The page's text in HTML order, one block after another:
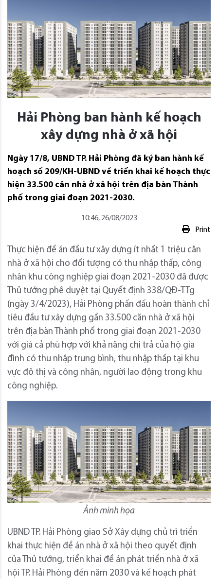
Hải Phòng ban hành kế hoạch
xây dựng nhà ở xã hội
Ngày 17/8, UBND TP. Hải Phòng đã ký ban hành kế
hoạch số 209/KH-UBND về triển khai kế hoạch thực
hiện 33.500 căn nhà ở xã hội trên địa bàn Thành
phố trong giai đoạn 2021-2030.
10:46, 26/08/2023
Print
Thực hiện đề án đầu tư xây dựng ít nhất 1 triệu căn
nhà ở xã hội cho đối tượng có thu nhập thấp, công
nhân khu công nghiệp giai đoạn 2021-2030 đã được
Thủ tướng phê duyệt tại Quyết định 338/QĐ-TTg
(ngày 3/4/2023), Hải Phòng phấn đấu hoàn thành chỉ
tiêu đầu tư xây dựng gần 33.500 căn nhà ở xã hội
trên địa bàn Thành phố trong giai đoạn 2021-2030
với giá cả phù hợp với khả năng chi trả của hộ gia
đình có thu nhập trung bình, thu nhập thấp tại khu
vực đô thị và công nhân, người lao động trong khu
công nghiệp.
Ảnh minh họa
UBND TP. Hải Phòng giao Sở Xây dựng chủ trì triển
khai thực hiện đề án nhà ở xã hội theo quyết định
của Thủ tướng, triển khai đề án phát triển nhà ở xã
hội TP. Hải Phòng đến năm 2030 và kế hoạch phát